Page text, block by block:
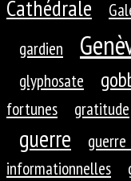
Cathédrale
gardien
glyphosate
fortunes
gratitude
guerre
informationnelles